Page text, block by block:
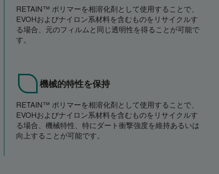
RETAIN™ ポリマーを相溶化剤として使用することで、
EVOHおよびナイロン系材料を含むものをリサイクルす
る場合、元のフィルムと同じ透明性を得ることが可能で
す。
機械的特性を保持
RETAIN™ ポリマーを相溶化剤として使用することで、
EVOHおよびナイロン系材料を含むものをリサイクルす
る場合、機械特性、特にダート衝撃強度を維持あるいは
向上することが可能です。